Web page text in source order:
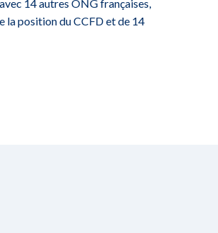
14 autres ONG françaises,
la position du CCFD et de 14